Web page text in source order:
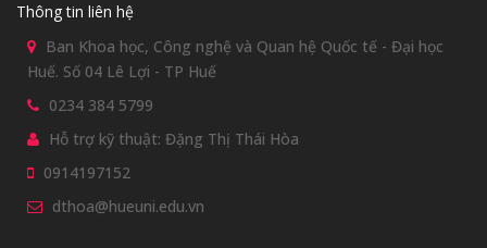
Thông tin liên hệ
Ban Khoa học, Công nghệ và Quan hệ Quốc tế - Đại học
Huế. Số 04 Lê Lợi - TP Huế
0234 384 5799
Hỗ trợ kỹ thuật: Đặng Thị Thái Hòa
0914197152
dthoa@hueuni.edu.vn